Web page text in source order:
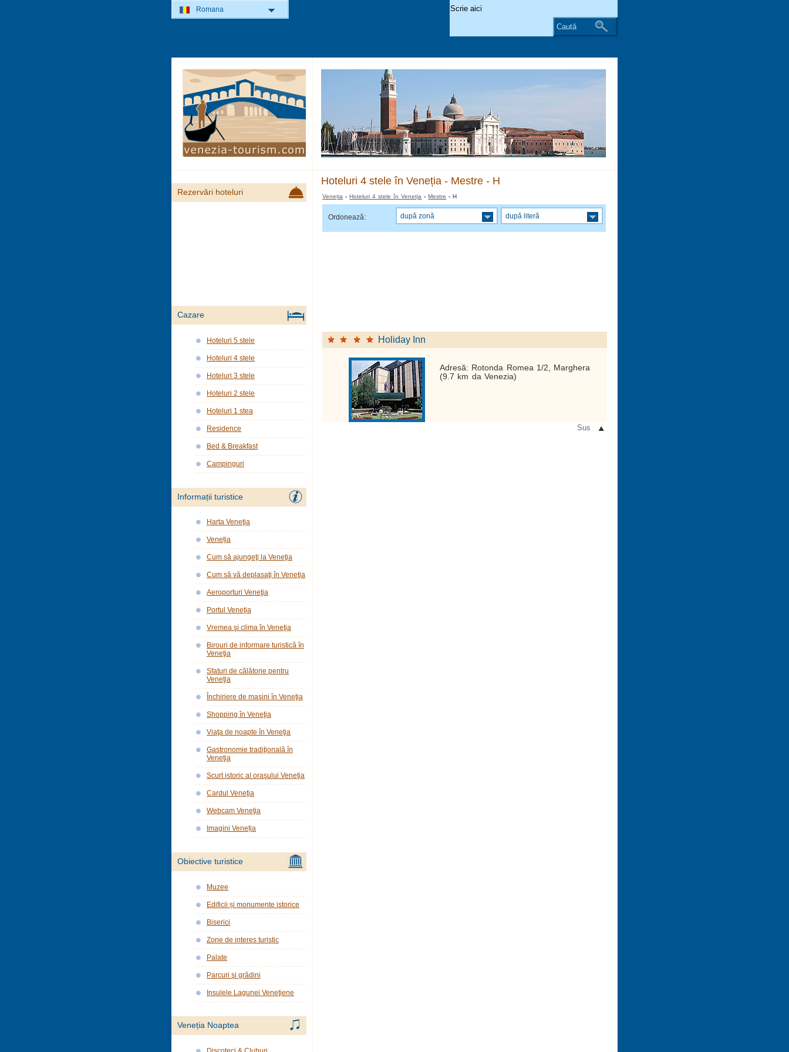
Hoteluri 4 stele în Veneția - Mestre - H
Veneția ›Hoteluri 4 stele în Veneția ›Mestre › H
Ordonează: după zonă după literă
Holiday Inn
Adresă: Rotonda Romea 1/2, Marghera
(9.7 km da Venezia)
Sus
Rezervări hoteluri
Cazare
Hoteluri 5 stele
Hoteluri 4 stele
Hoteluri 3 stele
Hoteluri 2 stele
Hoteluri 1 stea
Residence
Bed & Breakfast
Campinguri
Informații turistice
Harta Veneţia
Veneția
Cum să ajungeţi la Veneţia
Cum să vă deplasaţi în Veneţia
Aeroporturi Veneţia
Portul Veneţia
Vremea şi clima în Veneţia
Birouri de informare turistică în
Veneţia
Sfaturi de călătorie pentru
Veneţia
Închiriere de maşini în Veneţia
Shopping în Veneţia
Viaţa de noapte în Veneţia
Gastronomie tradiţională în
Veneţia
Scurt istoric al oraşului Veneţia
Cardul Veneţia
Webcam Veneţia
Imagini Veneția
Obiective turistice
Muzee
Edificii și monumente istorice
Biserici
Zone de interes turistic
Palate
Parcuri şi grădini
Insulele Lagunei Veneţiene
Veneția Noaptea
Romana
Caută